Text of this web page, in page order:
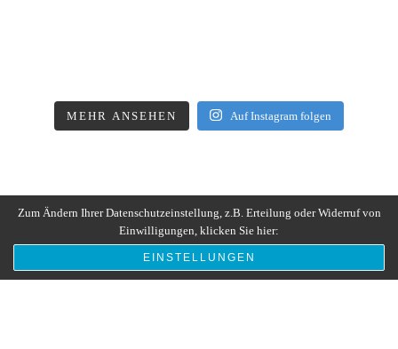
MEHR ANSEHEN Auf Instagram folgen
Zum Ändern Ihrer Datenschutzeinstellung, z.B. Erteilung oder Widerruf von
Einwilligungen, klicken Sie hier:
EINSTELLUNGEN